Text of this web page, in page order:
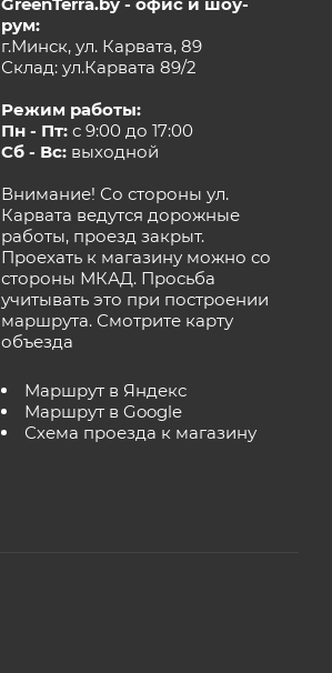
рум:
г.Минск, ул. Карвата, 89
Склад: ул.Карвата 89/2
Режим работы:
Пн - Пт:с 9:00 до 17:00
Сб - Вс:выходной
Внимание! Со стороны ул.
Карвата ведутся дорожные
работы, проезд закрыт.
Проехать к магазину можно со
стороны МКАД. Просьба
учитывать это при построении
маршрута. Смотрите карту
объезда
Маршрут в Яндекс
Маршрут в Google
Схема проезда к магазину